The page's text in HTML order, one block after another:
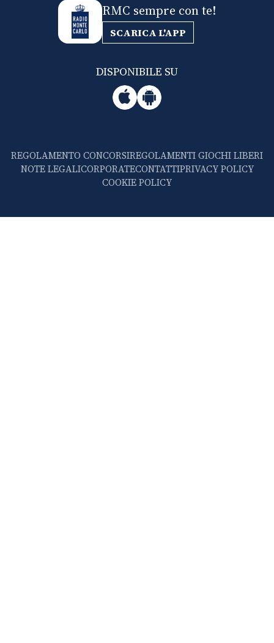
RMC sempre con te!
SCARICA L'APP
DISPONIBILE SU
REGOLAMENTO CONCORSIREGOLAMENTI GIOCHI LIBERI
NOTE LEGALICORPORATECONTATTIPRIVACY POLICY
COOKIE POLICY